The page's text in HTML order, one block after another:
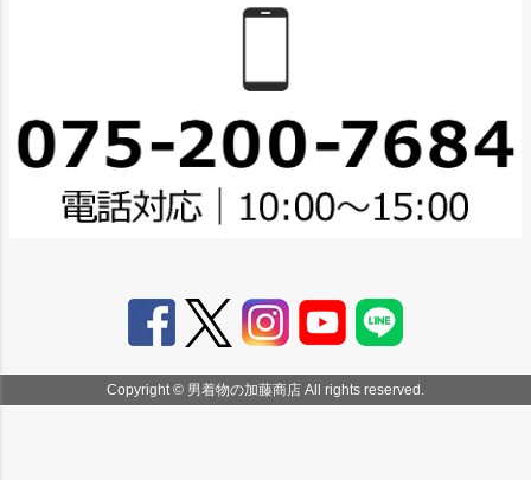
Copyright © 男着物の加藤商店 All rights reserved.